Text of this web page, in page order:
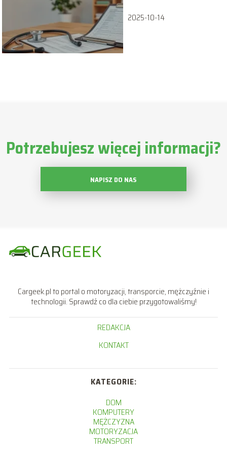
2025-10-14
Potrzebujesz więcej informacji?
NAPISZ DO NAS
Cargeek.pl to portal o motoryzacji, transporcie, mężczyźnie i
technologii. Sprawdź co dla ciebie przygotowaliśmy!
REDAKCJA
KONTAKT
KATEGORIE:
DOM
KOMPUTERY
MĘŻCZYZNA
MOTORYZACJA
TRANSPORT